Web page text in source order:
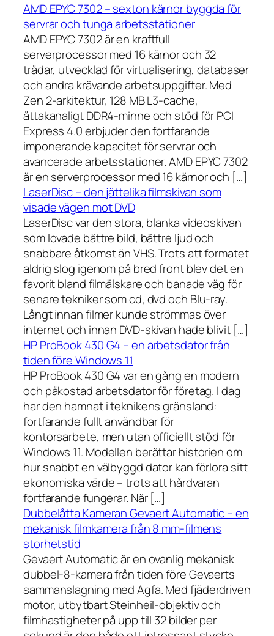
AMD EPYC 7302 – sexton kärnor byggda för
servrar och tunga arbetsstationer
AMD EPYC 7302 är en kraftfull
serverprocessor med 16 kärnor och 32
trådar, utvecklad för virtualisering, databaser
och andra krävande arbetsuppgifter. Med
Zen 2-arkitektur, 128 MB L3-cache,
åttakanaligt DDR4-minne och stöd för PCI
Express 4.0 erbjuder den fortfarande
imponerande kapacitet för servrar och
avancerade arbetsstationer. AMD EPYC 7302
är en serverprocessor med 16 kärnor och […]
LaserDisc – den jättelika filmskivan som
visade vägen mot DVD
LaserDisc var den stora, blanka videoskivan
som lovade bättre bild, bättre ljud och
snabbare åtkomst än VHS. Trots att formatet
aldrig slog igenom på bred front blev det en
favorit bland filmälskare och banade väg för
senare tekniker som cd, dvd och Blu-ray.
Långt innan filmer kunde strömmas över
internet och innan DVD-skivan hade blivit […]
HP ProBook 430 G4 – en arbetsdator från
tiden före Windows 11
HP ProBook 430 G4 var en gång en modern
och påkostad arbetsdator för företag. I dag
har den hamnat i teknikens gränsland:
fortfarande fullt användbar för
kontorsarbete, men utan officiellt stöd för
Windows 11. Modellen berättar historien om
hur snabbt en välbyggd dator kan förlora sitt
ekonomiska värde – trots att hårdvaran
fortfarande fungerar. När […]
Dubbelåtta Kameran Gevaert Automatic – en
mekanisk filmkamera från 8 mm-filmens
storhetstid
Gevaert Automatic är en ovanlig mekanisk
dubbel-8-kamera från tiden före Gevaerts
sammanslagning med Agfa. Med fjäderdriven
motor, utbytbart Steinheil-objektiv och
filmhastigheter på upp till 32 bilder per